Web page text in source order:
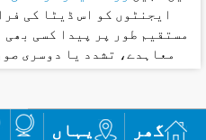
ایجنٹوں کو اس ڈیٹا کی
مستقیم طور پر پیدا کسی بھی
معاہدے، تشدد یا دوسری
گھر یہاں